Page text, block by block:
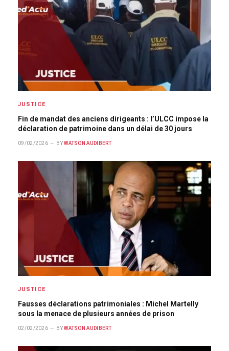
JUSTICE
Fin de mandat des anciens dirigeants : l’ULCC impose la
déclaration de patrimoine dans un délai de 30 jours
09/02/2026 BY WATSON AUDIBERT
JUSTICE
Fausses déclarations patrimoniales : Michel Martelly
sous la menace de plusieurs années de prison
02/02/2026 BY WATSON AUDIBERT